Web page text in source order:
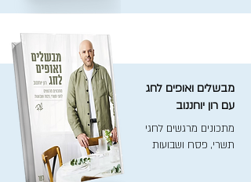
מבשלים ואופים לחג
עם רון יוחננוב
מתכונים מרגשים לחגי
תשרי, פסח ושבועות